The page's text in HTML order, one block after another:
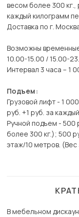
весом более 300 кг.,
каждый килограмм
Доставка по г.
Возможны
10.00-15.00 / 15.00-
Интервал 3 часа – 1
Подъем:
Грузовой лифт - 1
руб. +1 руб. за
Ручной подъем - 500
более 300 кг.); 500
этаж/10 метров. (Вес
В мебельном